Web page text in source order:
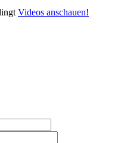
Videos anschauen!